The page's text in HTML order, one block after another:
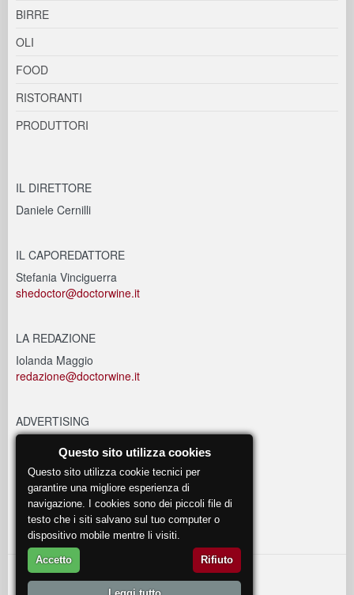
BIRRE
OLI
FOOD
RISTORANTI
PRODUTTORI
IL DIRETTORE
Daniele Cernilli
IL CAPOREDATTORE
Stefania Vinciguerra
shedoctor@doctorwine.it
LA REDAZIONE
Iolanda Maggio
redazione@doctorwine.it
ADVERTISING
EVENTI
eventi@doctorwine.it
© 2018DoctorWine.
Questo sito utilizza cookies
Questo sito utilizza cookie tecnici per
garantire una migliore esperienza di
navigazione. I cookies sono dei piccoli file di
testo che i siti salvano sul tuo computer o
dispositivo mobile mentre li visiti.
Accetto Rifiuto